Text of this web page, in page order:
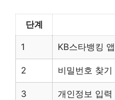
단계
1 KB스타뱅킹
2 비밀번호 찾기
3 개인정보 입력